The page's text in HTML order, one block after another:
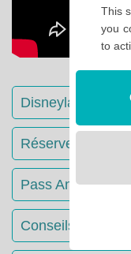
Disneyland Paris
Réserver votre
Pass Annuels
Conseils &
This
you
to